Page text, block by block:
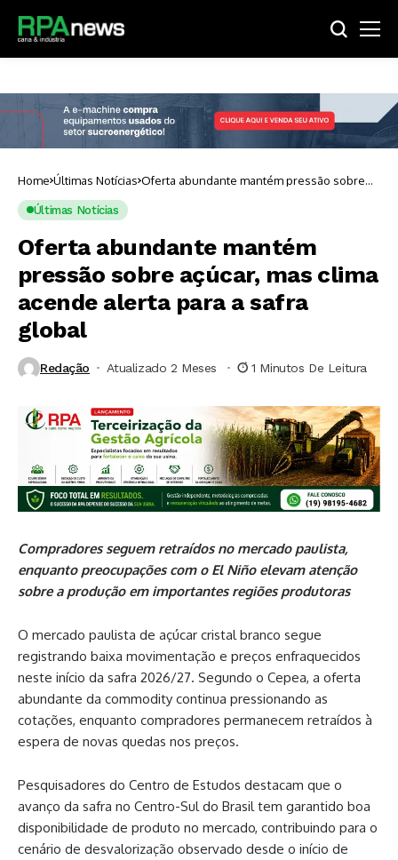
Home Últimas Notícias Oferta abundante mantém pressão sobre
açúcar, mas clima acende alerta para a safra
Últimas Notícias
Oferta abundante mantém
pressão sobre açúcar, mas clima
acende alerta para a safra
global
Redação Atualizado 2 Meses ⁮ 1 Minutos De Leitura
Compradores seguem retraídos no mercado paulista,
enquanto preocupações com o El Niño elevam atenção
sobre a produção em importantes regiões produtoras
O mercado paulista de açúcar cristal branco segue
registrando baixa movimentação e preços enfraquecidos
neste início da safra 2026/27. Segundo o Cepea, a oferta
abundante da commodity continua pressionando as
cotações, enquanto compradores permanecem retraídos à
espera de novas quedas nos preços.
Pesquisadores do Centro de Estudos destacam que o
avanço da safra no Centro-Sul do Brasil tem garantido boa
disponibilidade de produto no mercado, contribuindo para o
cenário de desvalorização observado desde o início de